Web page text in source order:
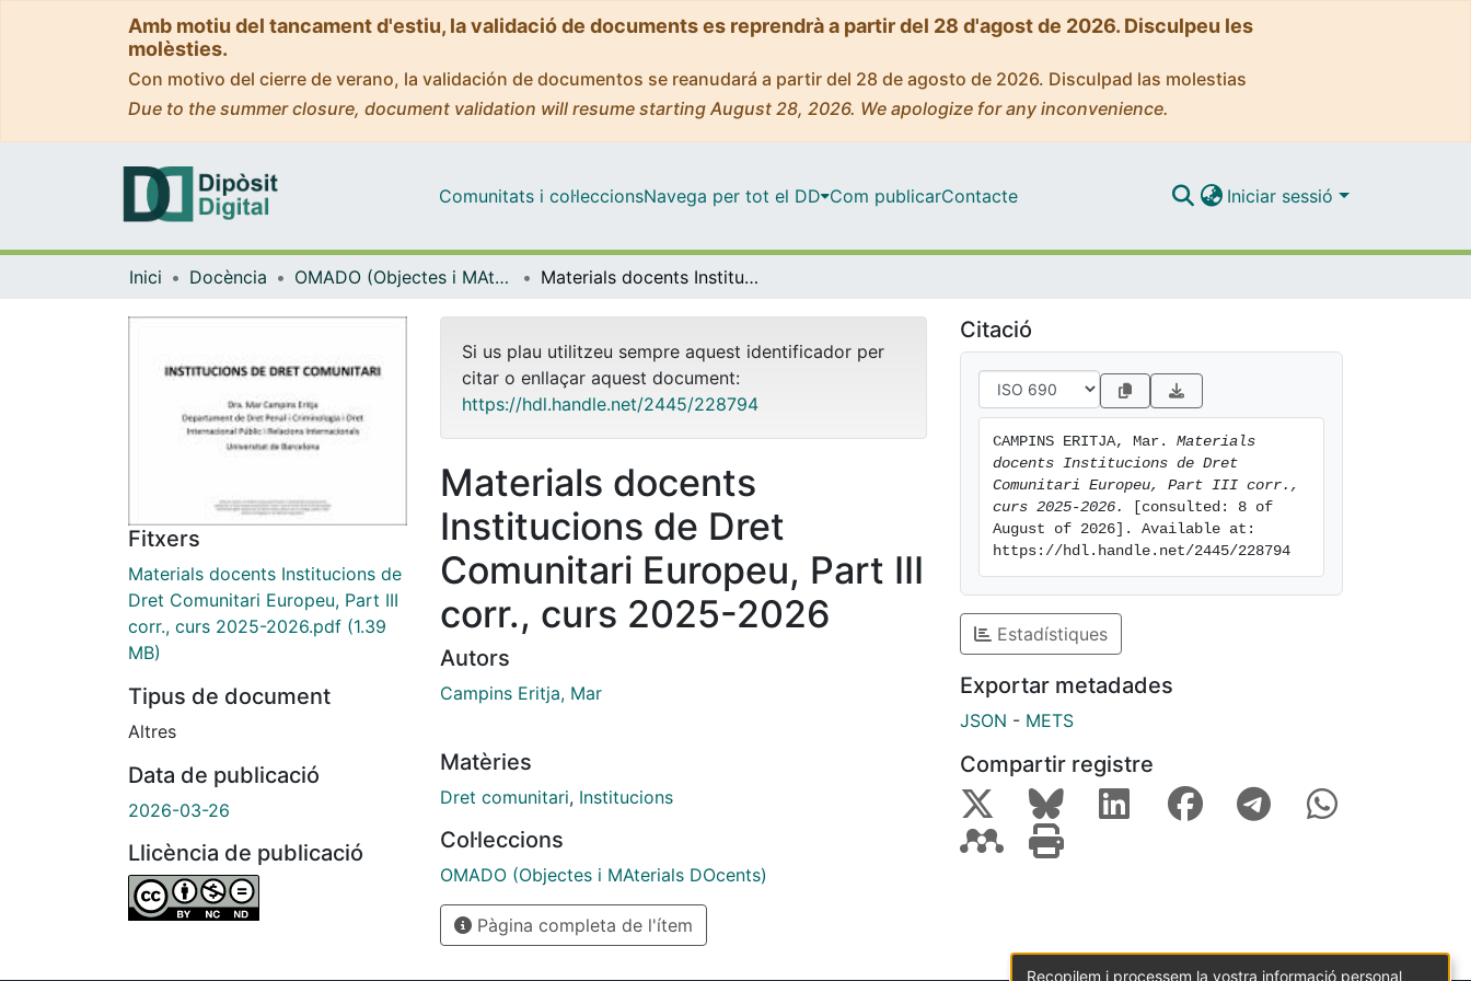
Amb motiu del tancament d'estiu, la validació de documents es reprendrà a partir del 28 d'agost de 2026. Disculpeu les
molèsties.
Con motivo del cierre de verano, la validación de documentos se reanudará a partir del 28 de agosto de 2026. Disculpad las molestias
Due to the summer closure, document validation will resume starting August 28, 2026. We apologize for any inconvenience.
Comunitats i col·leccionsNavega per tot el DD Com publicarContacte Iniciar sessió
Inici Docència OMADO (Objectes i MAterials DOcents) Materials docents Institucions de Dret Comunitari Europeu, Part III corr., curs 2025-2026
Fitxers
Materials docents Institucions de
Dret Comunitari Europeu, Part III
corr., curs 2025-2026.pdf (1.39
MB)
Tipus de document
Altres
Data de publicació
2026-03-26
Llicència de publicació
Si us plau utilitzeu sempre aquest identificador per
citar o enllaçar aquest document:
https://hdl.handle.net/2445/228794
Materials docents
Institucions de Dret
Comunitari Europeu, Part III
corr., curs 2025-2026
Autors
Campins Eritja, Mar
Matèries
Dret comunitari, Institucions
Col·leccions
OMADO (Objectes i MAterials DOcents)
Pàgina completa de l'ítem
Citació
CAMPINS ERITJA, Mar. Materials
docents Institucions de Dret
Comunitari Europeu, Part III corr.,
curs 2025-2026.
[consulted: 8 of
August of 2026]. Available at:
https://hdl.handle.net/2445/228794
Estadístiques
Exportar metadades
JSON - METS
Compartir registre
Recopilem i processem la vostra informació personal